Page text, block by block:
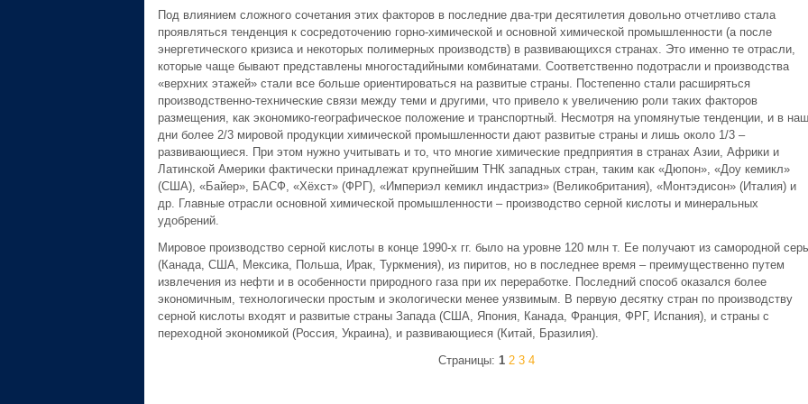
Под влиянием сложного сочетания этих факторов в последние два-три десятилетия довольно отчетливо стала
проявляться тенденция к сосредоточению горно-химической и основной химической промышленности (а после
энергетического кризиса и некоторых полимерных производств) в развивающихся странах. Это именно те отрасли,
которые чаще бывают представлены многостадийными комбинатами. Соответственно подотрасли и производства
«верхних этажей» стали все больше ориентироваться на развитые страны. Постепенно стали расширяться
производственно-технические связи между теми и другими, что привело к увеличению роли таких факторов
размещения, как экономико-географическое положение и транспортный. Несмотря на упомянутые тенденции, и в
дни более 2/3 мировой продукции химической промышленности дают развитые страны и лишь около 1/3 –
развивающиеся. При этом нужно учитывать и то, что многие химические предприятия в странах Азии, Африки и
Латинской Америки фактически принадлежат крупнейшим ТНК западных стран, таким как «Дюпон», «Доу кемикл»
(США), «Байер», БАСФ, «Хёхст» (ФРГ), «Империэл кемикл индастриз» (Великобритания), «Монтэдисон» (Италия) и
др. Главные отрасли основной химической промышленности – производство серной кислоты и минеральных
удобрений.
Мировое производство серной кислоты в конце 1990-х гг. было на уровне 120 млн т. Ее получают из самородной
(Канада, США, Мексика, Польша, Ирак, Туркмения), из пиритов, но в последнее время – преимущественно путем
извлечения из нефти и в особенности природного газа при их переработке. Последний способ оказался более
экономичным, технологически простым и экологически менее уязвимым. В первую десятку стран по производству
серной кислоты входят и развитые страны Запада (США, Япония, Канада, Франция, ФРГ, Испания), и страны с
переходной экономикой (Россия, Украина), и развивающиеся (Китай, Бразилия).
Страницы: 1 2 3 4